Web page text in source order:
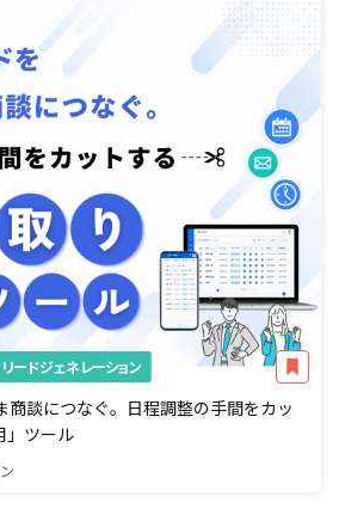
リードジェネレーション
商談につなぐ。日程調整の手間をカッ
」ツール